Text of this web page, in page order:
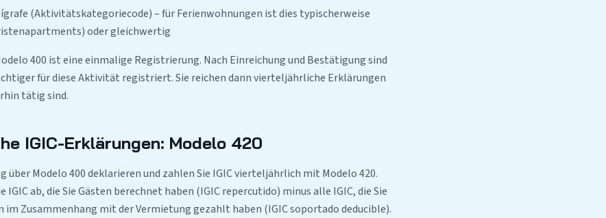
(Aktivitätskategoriecode) – für Ferienwohnungen ist dies typischerweise
oder gleichwertig
400 ist eine einmalige Registrierung. Nach Einreichung und Bestätigung sind
für diese Aktivität registriert. Sie reichen dann vierteljährliche Erklärungen
tätig sind.
IGIC-Erklärungen: Modelo 420
über Modelo 400 deklarieren und zahlen Sie IGIC vierteljährlich mit Modelo 420.
IGIC ab, die Sie Gästen berechnet haben (IGIC repercutido) minus alle IGIC, die Sie
im Zusammenhang mit der Vermietung gezahlt haben (IGIC soportado deducible).